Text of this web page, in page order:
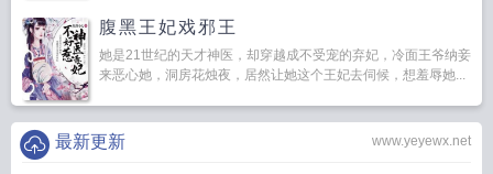
腹黑王妃戏邪王
她是21世纪的天才神医，却穿越成不受宠的弃妃，冷面王爷纳妾
来恶心她，洞房花烛夜，居然让她这个王妃去伺候，想羞辱她...
www.yeyewx.net
最新更新